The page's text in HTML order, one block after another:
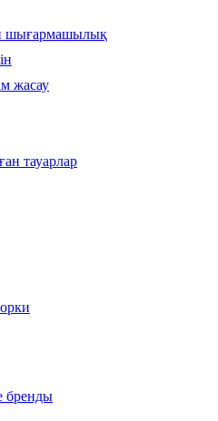
шығармашылық
жасау
тауарлар
бренды